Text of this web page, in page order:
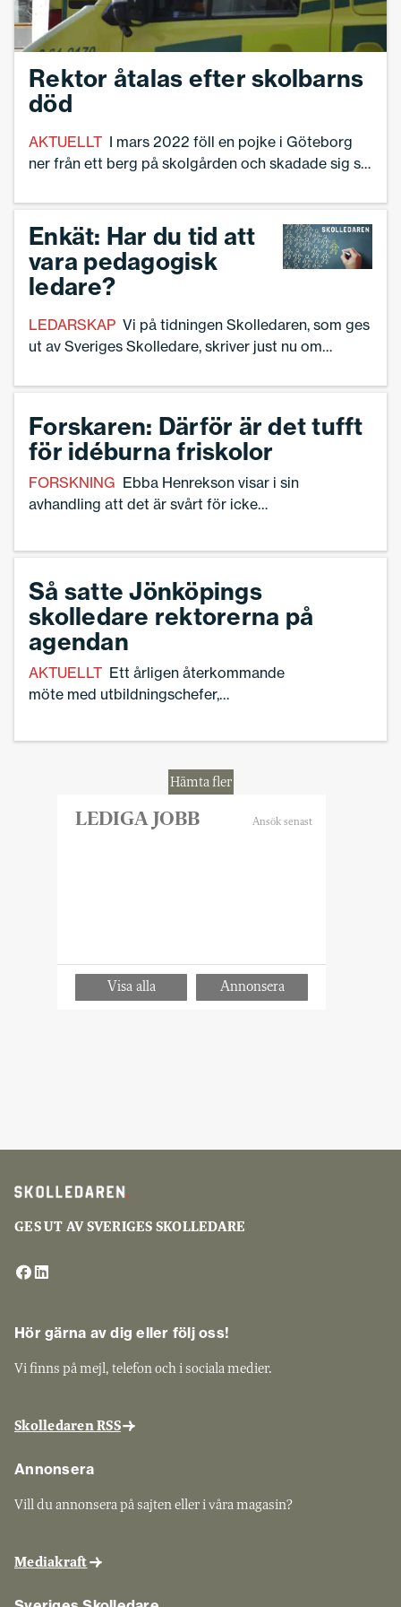
Rektor åtalas efter skolbarns
död
AKTUELLT I mars 2022 föll en pojke i Göteborg
ner från ett berg på skolgården och skadade sig så
misstänkt för arbetsmiljöbrott genom vållande till
annans död, uppger Åklagarmyndigheten.
Enkät: Har du tid att
vara pedagogisk
ledare?
LEDARSKAP Vi på tidningen Skolledaren, som ges
ut av Sveriges Skolledare, skriver just nu om
ut att hinna prioritera det. Vi vill därför ha med dina
enkät. Stort tack för att du tar dig tid!
Forskaren: Därför är det tufft
för idéburna friskolor
FORSKNING Ebba Henrekson visar i sin
avhandling att det är svårt för icke
Sverige. Nu vill hon slå ett slag för
samtidigt nyansera debatten om
friskolor.
Så satte Jönköpings
skolledare rektorerna på
agendan
AKTUELLT Ett årligen återkommande
möte med utbildningschefer,
kommunalråd, oppositionsråd och
som Sveriges Skolledare i Jönköping
Hämta fler
GES UT AV SVERIGES SKOLLEDARE
Hör gärna av dig eller följ oss!
Vi finns på mejl, telefon och i sociala medier.
Skolledaren RSS
Annonsera
Vill du annonsera på sajten eller i våra magasin?
Mediakraft